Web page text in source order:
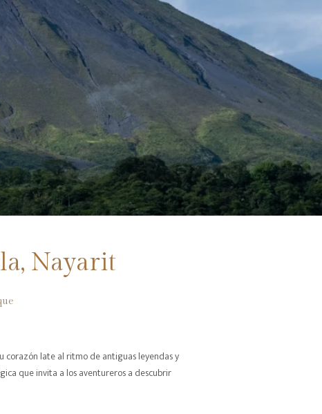
Nayarit
corazón late al ritmo de antiguas leyendas y
que invita a los aventureros a descubrir